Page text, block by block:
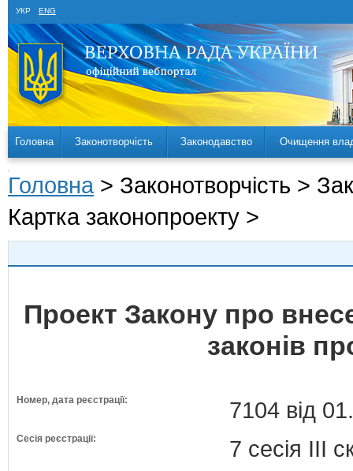
УКР ENG
Головна Законотворчість Законодавство Очищення
Головна > Законотворчість >
Картка законопроекту >
Проект Закону про
законів
Номер, дата реєстрації: 7104 від
Сесія реєстрації: 7 сесія III